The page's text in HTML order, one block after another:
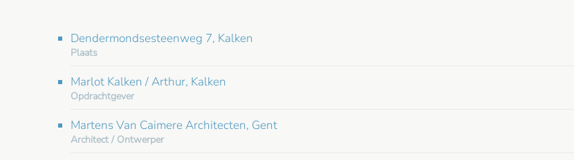
Dendermondsesteenweg 7, Kalken
Plaats
Marlot Kalken / Arthur, Kalken
Opdrachtgever
Martens Van Caimere Architecten, Gent
Architect / Ontwerper